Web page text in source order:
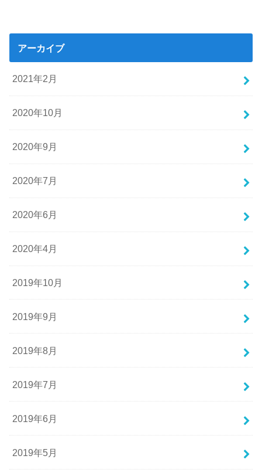
アーカイブ
2021年2月
2020年10月
2020年9月
2020年7月
2020年6月
2020年4月
2019年10月
2019年9月
2019年8月
2019年7月
2019年6月
2019年5月